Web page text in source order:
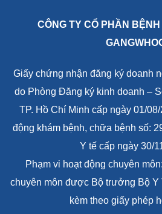
CÔNG TY CỔ PHẦN
Giấy chứng nhận đăng ký doanh
do Phòng Đăng ký kinh doanh –
TP. Hồ Chí Minh cấp ngày 01/
động khám bệnh, chữa bệnh số:
Y tế cấp ngày 30/
Phạm vi hoạt động chuyên
chuyên môn được Bộ trưởng Bộ Y
kèm theo giấy phép